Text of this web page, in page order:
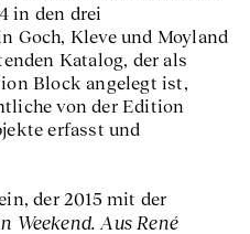
in den drei
Goch, Kleve und Moyland
Katalog, der als
Block angelegt ist,
von der Edition
erfasst und
der 2015 mit der
Weekend. Aus René